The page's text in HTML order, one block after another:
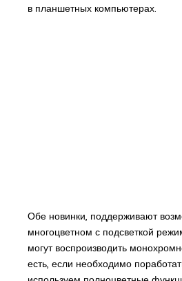
в планшетных компьютерах.
Обе новинки, поддерживают
многоцветном с подсветкой
могут воспроизводить
есть, если необходимо